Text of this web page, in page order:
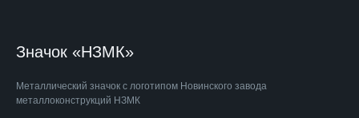
Значок «НЗМК»
Металлический значок с логотипом Новинского завода
металлоконструкций НЗМК